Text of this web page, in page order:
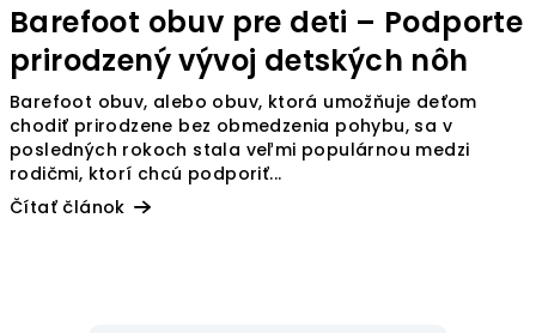
Barefoot obuv pre deti – Podporte
prirodzený vývoj detských nôh
Barefoot obuv, alebo obuv, ktorá umožňuje deťom
chodiť prirodzene bez obmedzenia pohybu, sa v
posledných rokoch stala veľmi populárnou medzi
rodičmi, ktorí chcú podporiť...
Čítať článok